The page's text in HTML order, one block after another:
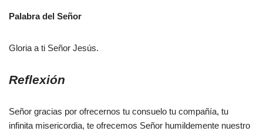
Palabra del Señor
Gloria a ti Señor Jesús.
Reflexión
Señor gracias por ofrecernos tu consuelo tu compañía, tu
infinita misericordia, te ofrecemos Señor humildemente nuestro